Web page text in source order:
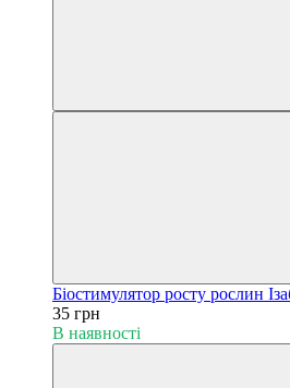
Біостимулятор росту рослин
35 грн
В наявності